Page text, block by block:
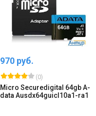
970 руб.
(0)
Micro Securedigital 64gb A-
data Ausdx64guicl10a1-ra1